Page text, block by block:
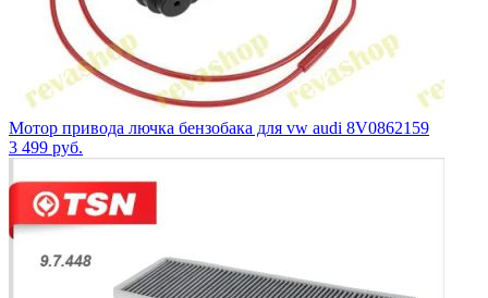
Мотор привода лючка бензобака для vw audi 8V0862159
3 499 руб.